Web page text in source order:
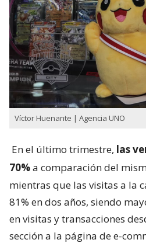
Víctor Huenante | Agencia UNO
En el último trimestre, las
70%a comparación del
mientras que las visitas a la
81% en dos años, siendo
en visitas y transacciones
sección a la página de e-